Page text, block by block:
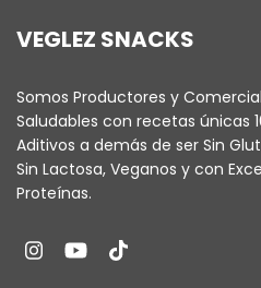
VEGLEZ SNACKS
Somos Productores y
Saludables con recetas únicas
Aditivos a demás de ser Sin
Sin Lactosa, Veganos y con
Proteínas.